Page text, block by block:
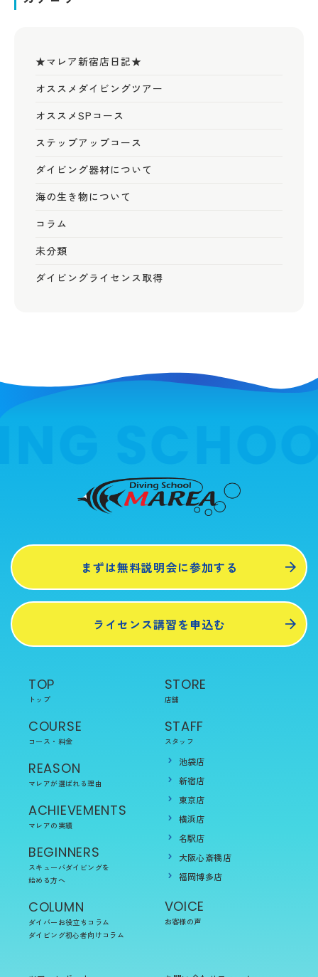
★マレア新宿店日記★
オススメダイビングツアー
オススメSPコース
ステップアップコース
ダイビング器材について
海の生き物について
コラム
未分類
ダイビングライセンス取得
まずは無料説明会に参加する
ライセンス講習を申込む
TOP
トップ
COURSE
コース・料金
REASON
マレアが選ばれる理由
ACHIEVEMENTS
マレアの実績
BEGINNERS
スキューバダイビングを
始める方へ
COLUMN
ダイバーお役立ちコラム
ダイビング初心者向けコラム
STORE
店舗
STAFF
スタッフ
池袋店
新宿店
東京店
横浜店
名駅店
大阪心斎橋店
福岡博多店
VOICE
お客様の声